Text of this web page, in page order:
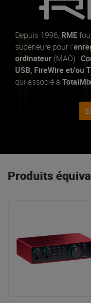
Depuis 1996, RME
supérieure pour l'
ordinateur (MAO) :
USB, FireWire et/ou
qui associé à
contrôle à distance.
compatibles Mac,
pourrez compter sur
Produits